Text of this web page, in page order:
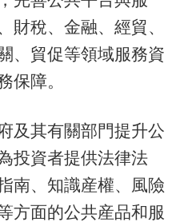
財稅、金融、經貿、
、貿促等領域服務資
保障。
其有關部門提升公
投資者提供法律法
南、知識産權、風險
方面的公共産品和服